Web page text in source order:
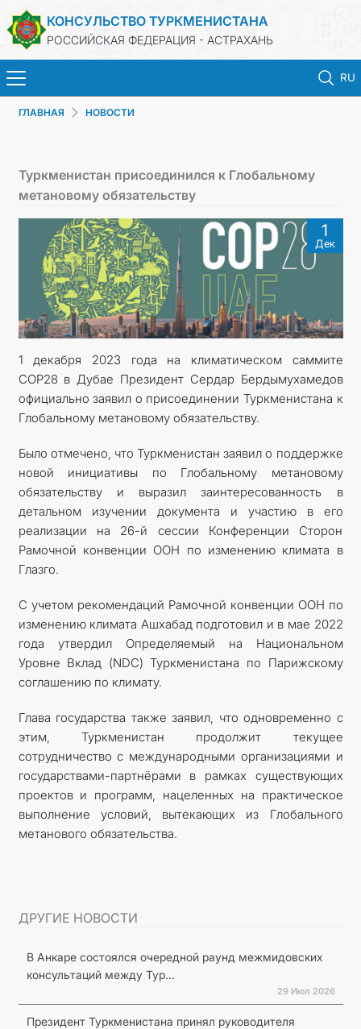
КОНСУЛЬСТВО ТУРКМЕНИСТАНА
РОССИЙСКАЯ ФЕДЕРАЦИЯ - АСТРАХАНЬ
RU
ТУРКМЕНИСТАН
ПРОДЛЕНИЕ СРОКА ПАСПОРТА
КОНСУЛЬСКИЕ УСЛУГИ
ДОКУМЕНТЫ
МИД
КОНТАКТНЫЕ ДАННЫЕ
ГЛАВНАЯ НОВОСТИ
Туркменистан присоединился к Глобальному
метановому обязательству
1
Дек
1 декабря 2023 года на климатическом саммите
COP28 в Дубае Президент Сердар Бердымухамедов
официально заявил о присоединении Туркменистана к
Глобальному метановому обязательству.
Было отмечено, что Туркменистан заявил о поддержке
новой инициативы по Глобальному метановому
обязательству и выразил заинтересованность в
детальном изучении документа и участию в его
реализации на 26-й сессии Конференции Сторон
Рамочной конвенции ООН по изменению климата в
Глазго.
С учетом рекомендаций Рамочной конвенции ООН по
изменению климата Ашхабад подготовил и в мае 2022
года утвердил Определяемый на Национальном
Уровне Вклад (NDC) Туркменистана по Парижскому
соглашению по климату.
Глава государства также заявил, что одновременно с
этим, Туркменистан продолжит текущее
сотрудничество с международными организациями и
государствами-партнёрами в рамках существующих
проектов и программ, нацеленных на практическое
выполнение условий, вытекающих из Глобального
метанового обязательства.
ДРУГИЕ НОВОСТИ
В Анкаре состоялся очередной раунд межмидовских
консультаций между Тур...
29 Июл 2026
Президент Туркменистана принял руководителя